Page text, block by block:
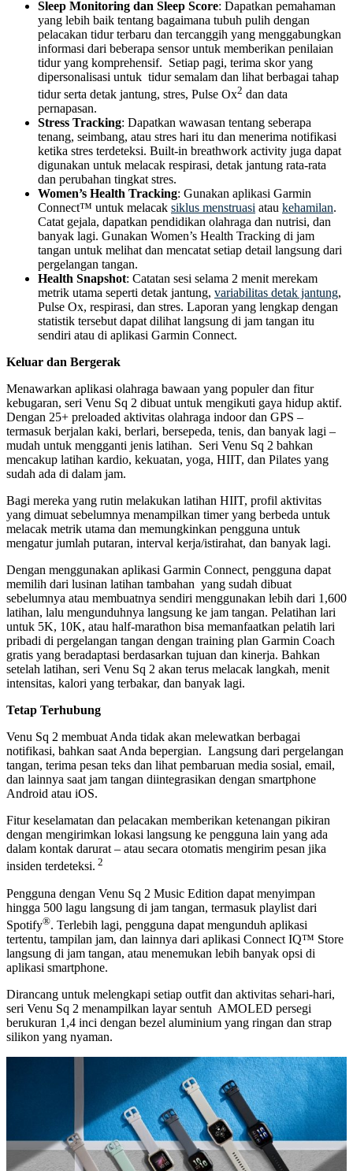
Sleep Monitoring dan Sleep Score: Dapatkan pemahaman
yang lebih baik tentang bagaimana tubuh pulih dengan
pelacakan tidur terbaru dan tercanggih yang menggabungkan
informasi dari beberapa sensor untuk memberikan penilaian
tidur yang komprehensif. Setiap pagi, terima skor yang
dipersonalisasi untuk tidur semalam dan lihat berbagai tahap
tidur serta detak jantung, stres, Pulse Ox2 dan data
pernapasan.
Stress Tracking: Dapatkan wawasan tentang seberapa
tenang, seimbang, atau stres hari itu dan menerima notifikasi
ketika stres terdeteksi. Built-in breathwork activity juga dapat
digunakan untuk melacak respirasi, detak jantung rata-rata
dan perubahan tingkat stres.
Women’s Health Tracking: Gunakan aplikasi Garmin
Connect™ untuk melacak siklus menstruasi atau kehamilan.
Catat gejala, dapatkan pendidikan olahraga dan nutrisi, dan
banyak lagi. Gunakan Women’s Health Tracking di jam
tangan untuk melihat dan mencatat setiap detail langsung dari
pergelangan tangan.
Health Snapshot: Catatan sesi selama 2 menit merekam
metrik utama seperti detak jantung, variabilitas detak jantung,
Pulse Ox, respirasi, dan stres. Laporan yang lengkap dengan
statistik tersebut dapat dilihat langsung di jam tangan itu
sendiri atau di aplikasi Garmin Connect.
Keluar dan Bergerak
Menawarkan aplikasi olahraga bawaan yang populer dan fitur
kebugaran, seri Venu Sq 2 dibuat untuk mengikuti gaya hidup aktif.
Dengan 25+ preloaded aktivitas olahraga indoor dan GPS –
termasuk berjalan kaki, berlari, bersepeda, tenis, dan banyak lagi –
mudah untuk mengganti jenis latihan. Seri Venu Sq 2 bahkan
mencakup latihan kardio, kekuatan, yoga, HIIT, dan Pilates yang
sudah ada di dalam jam.
Bagi mereka yang rutin melakukan latihan HIIT, profil aktivitas
yang dimuat sebelumnya menampilkan timer yang berbeda untuk
melacak metrik utama dan memungkinkan pengguna untuk
mengatur jumlah putaran, interval kerja/istirahat, dan banyak lagi.
Dengan menggunakan aplikasi Garmin Connect, pengguna dapat
memilih dari lusinan latihan tambahan yang sudah dibuat
sebelumnya atau membuatnya sendiri menggunakan lebih dari 1,600
latihan, lalu mengunduhnya langsung ke jam tangan. Pelatihan lari
untuk 5K, 10K, atau half-marathon bisa memanfaatkan pelatih lari
pribadi di pergelangan tangan dengan training plan Garmin Coach
gratis yang beradaptasi berdasarkan tujuan dan kinerja. Bahkan
setelah latihan, seri Venu Sq 2 akan terus melacak langkah, menit
intensitas, kalori yang terbakar, dan banyak lagi.
Tetap Terhubung
Venu Sq 2 membuat Anda tidak akan melewatkan berbagai
notifikasi, bahkan saat Anda bepergian. Langsung dari pergelangan
tangan, terima pesan teks dan lihat pembaruan media sosial, email,
dan lainnya saat jam tangan diintegrasikan dengan smartphone
Android atau iOS.
Fitur keselamatan dan pelacakan memberikan ketenangan pikiran
dengan mengirimkan lokasi langsung ke pengguna lain yang ada
dalam kontak darurat – atau secara otomatis mengirim pesan jika
insiden terdeteksi. 2
Pengguna dengan Venu Sq 2 Music Edition dapat menyimpan
hingga 500 lagu langsung di jam tangan, termasuk playlist dari
Spotify®. Terlebih lagi, pengguna dapat mengunduh aplikasi
tertentu, tampilan jam, dan lainnya dari aplikasi Connect IQ™ Store
langsung di jam tangan, atau menemukan lebih banyak opsi di
aplikasi smartphone.
Dirancang untuk melengkapi setiap outfit dan aktivitas sehari-hari,
seri Venu Sq 2 menampilkan layar sentuh AMOLED persegi
berukuran 1,4 inci dengan bezel aluminium yang ringan dan strap
silikon yang nyaman.